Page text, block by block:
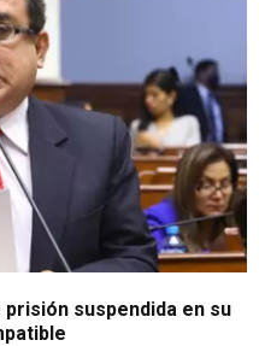
suspendida en su